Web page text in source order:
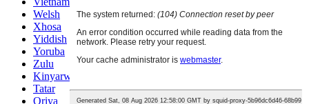
Welsh
Xhosa
Yiddish
Yoruba
Zulu
Kinyarwanda
Tatar
Oriya